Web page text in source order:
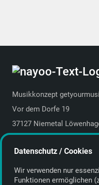
Musikkonzept
Vor dem Dorfe 19
37127 Niemetal
E-Mail:
Alle Informationen
Datenschutz / Cookies
Wir verwenden nur
Funktionen ermöglichen